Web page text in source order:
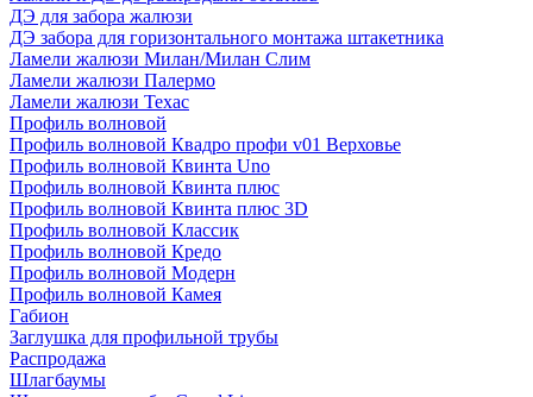
ДЭ для забора жалюзи
ДЭ забора для горизонтального монтажа штакетника
Ламели жалюзи Милан/Милан Слим
Ламели жалюзи Палермо
Ламели жалюзи Техас
Профиль волновой
Профиль волновой Квадро профи v01 Верховье
Профиль волновой Квинта Uno
Профиль волновой Квинта плюс
Профиль волновой Квинта плюс 3D
Профиль волновой Классик
Профиль волновой Кредо
Профиль волновой Модерн
Профиль волновой Камея
Габион
Заглушка для профильной трубы
Распродажа
Шлагбаумы